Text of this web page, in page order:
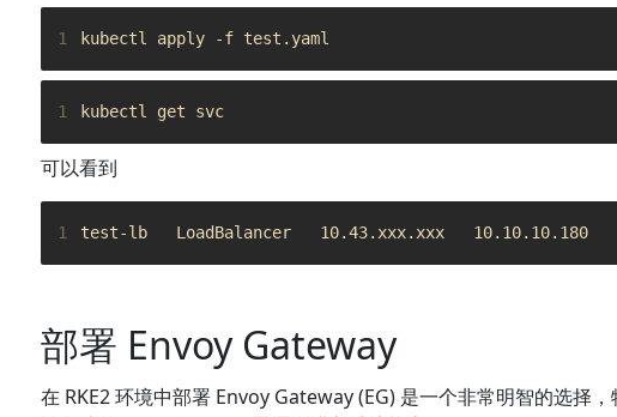
12
replicas: 1
13
selector:
16
template
18
21
containers:
22
- name: nginx
25
- containerPort :
80
26
---
27
apiVersion: v1
1
1 kubectl get svc
可以看到
1 test-lb   LoadBalancer   10.43.xxx.xxx   10.10.10.180
部署 Envoy Gateway
在 RKE2 环境中部署 Envoy Gateway (EG) 是一个非常明智的选择，